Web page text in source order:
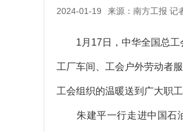
2024-01-19 来源：南方工报 记
1月17日，中华全国总工
工厂车间、工会户外劳动者
工会组织的温暖送到广大职工
朱建平一行走进中国石油